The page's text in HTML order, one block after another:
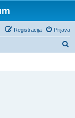
Prijava
Registracija